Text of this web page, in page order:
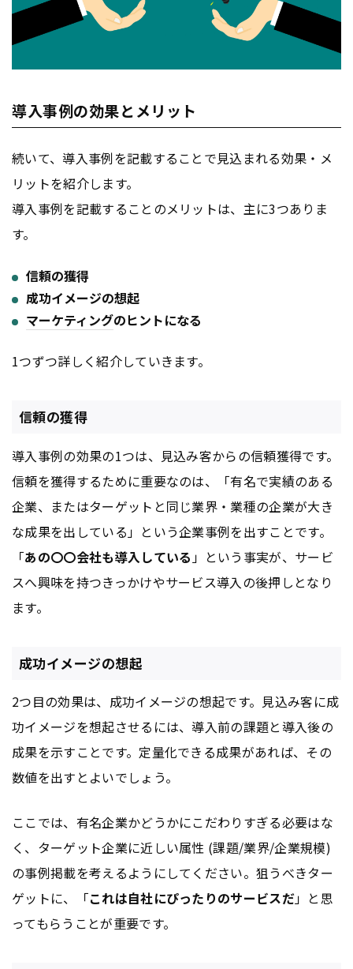
導入事例の効果とメリット
続いて、導入事例を記載することで見込まれる効果・メ
リットを紹介します。
導入事例を記載することのメリットは、主に3つありま
す。
信頼の獲得
成功イメージの想起
マーケティングのヒントになる
1つずつ詳しく紹介していきます。
信頼の獲得
導入事例の効果の1つは、見込み客からの信頼獲得です。
信頼を獲得するために重要なのは、「有名で実績のある
企業、またはターゲットと同じ業界・業種の企業が大き
な成果を出している」という企業事例を出すことです。
「あの〇〇会社も導入している」という事実が、サービ
スへ興味を持つきっかけやサービス導入の後押しとなり
ます。
成功イメージの想起
2つ目の効果は、成功イメージの想起です。見込み客に成
功イメージを想起させるには、導入前の課題と導入後の
成果を示すことです。定量化できる成果があれば、その
数値を出すとよいでしょう。
ここでは、有名企業かどうかにこだわりすぎる必要はな
く、ターゲット企業に近しい属性 (課題/業界/企業規模)
の事例掲載を考えるようにしてください。狙うべきター
ゲットに、「これは自社にぴったりのサービスだ」と思
ってもらうことが重要です。